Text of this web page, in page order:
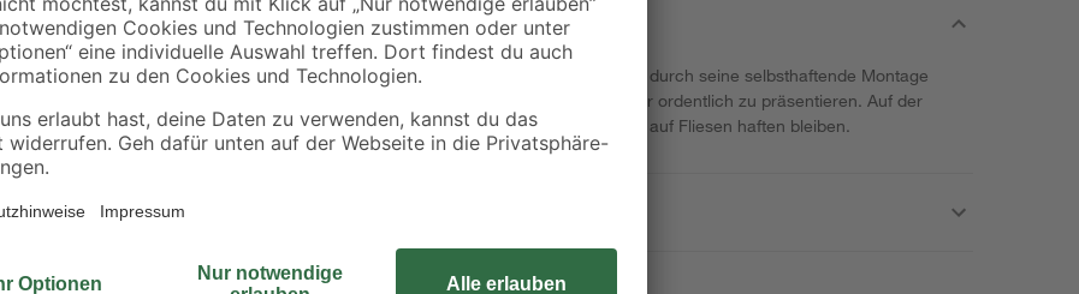
Der Haken aus dem Hause Fix-o-moll überzeugt durch seine selbsthaftende Montage
sowie der dezenten Möglichkeit, Ihre Badetücher ordentlich zu präsentieren. Auf der
Rückseite befindet sich eine Klebefolie, die ideal auf Fliesen haften bleiben.